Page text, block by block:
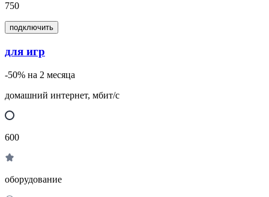
750
подключить
для игр
-50% на 2 месяца
домашний интернет, мбит/с
600
оборудование